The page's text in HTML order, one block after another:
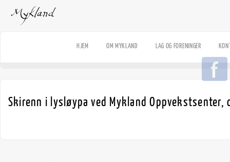
HJEM OM MYKLAND LAG OG FORENINGER
Skirenn i lysløypa ved Mykland Oppvekstsenter,